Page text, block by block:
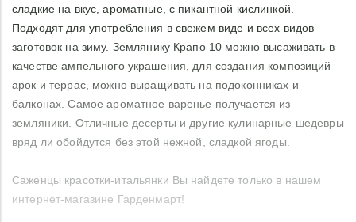
сладкие на вкус, ароматные, с пикантной кислинкой.
Подходят для употребления в свежем виде и всех видов
заготовок на зиму. Землянику Крапо 10 можно высаживать в
качестве ампельного украшения, для создания композиций
арок и террас, можно выращивать на подоконниках и
балконах. Самое ароматное варенье получается из
земляники. Отличные десерты и другие кулинарные шедевры
вряд ли обойдутся без этой нежной, сладкой ягоды.
Саженцы красотки-итальянки Вы найдете только в нашем
интернет-магазине Гарденмарт!